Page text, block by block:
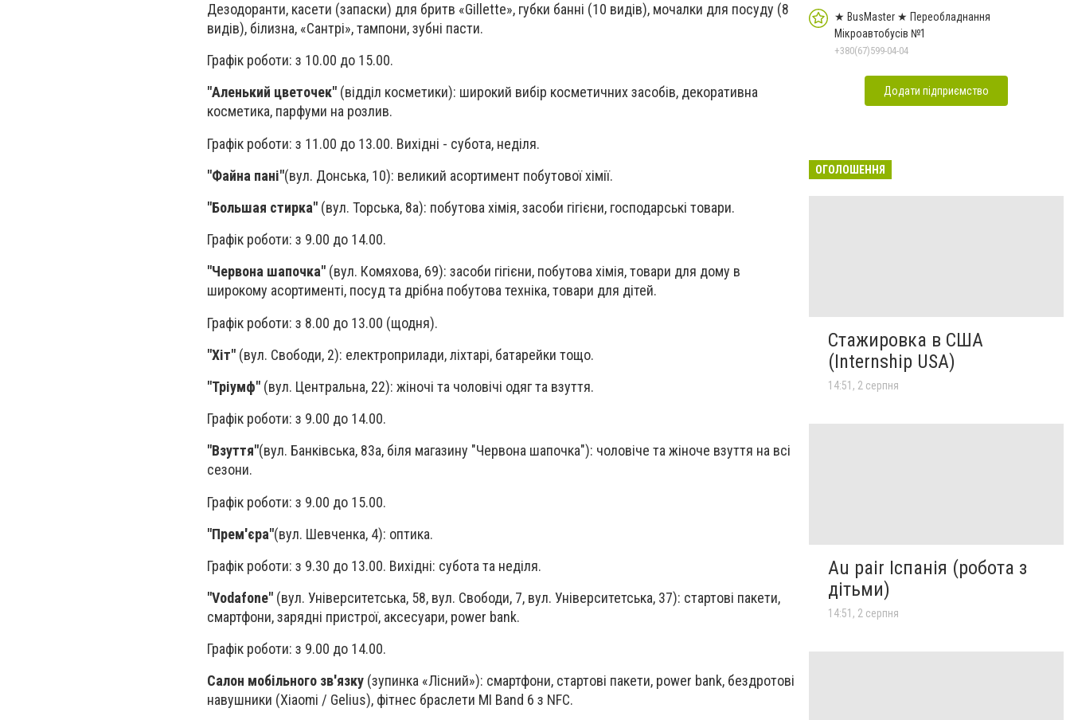
Дезодоранти, касети (запаски) для бритв «Gillette», губки банні (10 видів), мочалки для посуду (8
видів), білизна, «Сантрі», тампони, зубні пасти.
Графік роботи: з 10.00 до 15.00.
"Аленький цветочек" (відділ косметики): широкий вибір косметичних засобів, декоративна
косметика, парфуми на розлив.
Графік роботи: з 11.00 до 13.00. Вихідні - субота, неділя.
"Файна пані"(вул. Донська, 10): великий асортимент побутової хімії.
"Большая стирка" (вул. Торська, 8а): побутова хімія, засоби гігієни, господарські товари.
Графік роботи: з 9.00 до 14.00.
"Червона шапочка" (вул. Комяхова, 69): засоби гігієни, побутова хімія, товари для дому в
широкому асортименті, посуд та дрібна побутова техніка, товари для дітей.
Графік роботи: з 8.00 до 13.00 (щодня).
"Хіт" (вул. Свободи, 2): електроприлади, ліхтарі, батарейки тощо.
"Тріумф" (вул. Центральна, 22): жіночі та чоловічі одяг та взуття.
Графік роботи: з 9.00 до 14.00.
"Взуття"(вул. Банківська, 83а, біля магазину "Червона шапочка"): чоловіче та жіноче взуття на всі
сезони.
Графік роботи: з 9.00 до 15.00.
"Прем'єра"(вул. Шевченка, 4): оптика.
Графік роботи: з 9.30 до 13.00. Вихідні: субота та неділя.
"Vodafonе" (вул. Університетська, 58, вул. Свободи, 7, вул. Університетська, 37): стартові пакети,
смартфони, зарядні пристрої, аксесуари, power bank.
Графік роботи: з 9.00 до 14.00.
Салон мобільного зв'язку (зупинка «Лісний»): смартфони, стартові пакети, power bank, бездротові
навушники (Xiaomi / Gelius), фітнес браслети MI Band 6 з NFC.
★ BusMaster ★ Переобладнання
Мікроавтобусів №1
+380(67)599-04-04
Додати підприємство
ОГОЛОШЕННЯ
Стажировка в США
(Internship USA)
14:51, 2 серпня
Au pair Іспанія (робота з
дітьми)
14:51, 2 серпня